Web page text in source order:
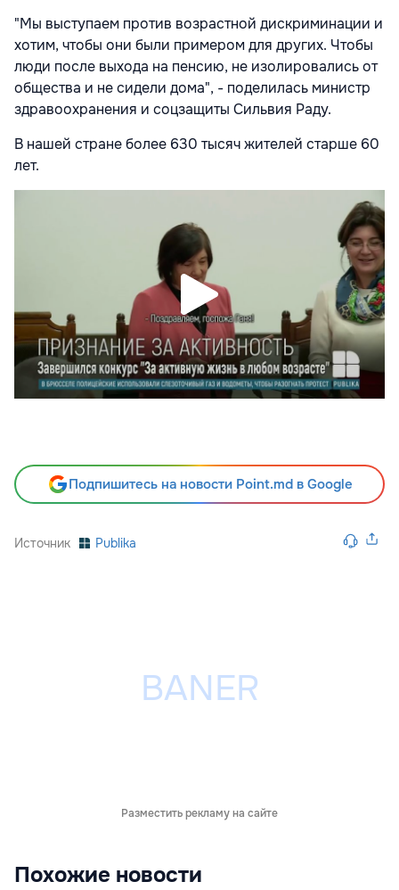
"Мы выступаем против возрастной дискриминации и
хотим, чтобы они были примером для других. Чтобы
люди после выхода на пенсию, не изолировались от
общества и не сидели дома", - поделилась министр
здравоохранения и соцзащиты Сильвия Раду.
В нашей стране более 630 тысяч жителей старше 60
лет.
Подпишитесь на новости Point.md в Google
Источник Publika
Разместить рекламу на сайте
Похожие новости